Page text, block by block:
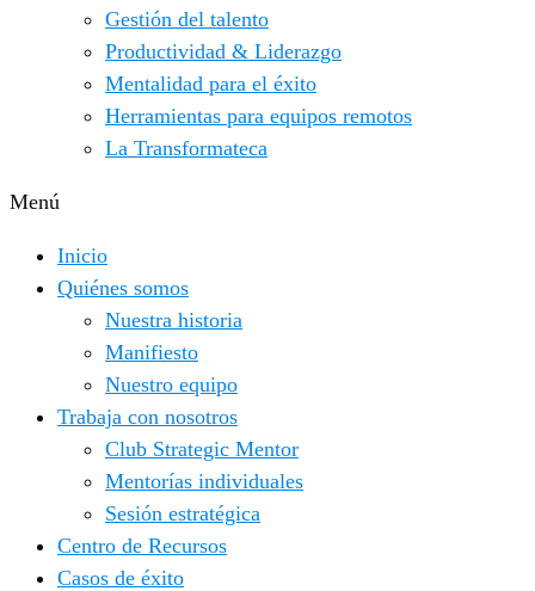
Gestión del talento
Productividad & Liderazgo
Mentalidad para el éxito
Herramientas para equipos remotos
La Transformateca
Menú
Inicio
Quiénes somos
Nuestra historia
Manifiesto
Nuestro equipo
Trabaja con nosotros
Club Strategic Mentor
Mentorías individuales
Sesión estratégica
Centro de Recursos
Casos de éxito